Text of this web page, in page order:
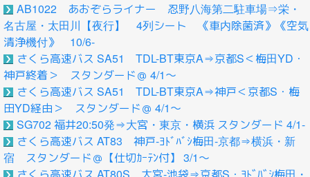
AB1022 あおぞらライナー 忍野八海第二駐車場⇒栄・
名古屋・太田川【夜行】 4列シート 《車内除菌済》《空気
清浄機付》 10/6-
さくら高速バス SA51 TDL-BT東京A⇒京都S＜梅田YD・
神戸終着＞ スタンダード＠ 4/1～
さくら高速バス SA51 TDL-BT東京A⇒神戸＜京都S・梅
田YD経由＞ スタンダード＠ 4/1～
SG702 福井20:50発⇒大宮・東京・横浜 スタンダード 4/1-
さくら高速バス AT83 神戸-ﾖﾄﾞﾊﾞｼ梅田-京都⇒横浜・新
宿 スタンダード＠【仕切ｶｰﾃﾝ付】 3/1～
さくら高速バス AT80S 大宮-池袋⇒京都S・ﾖﾄﾞﾊﾞｼ梅田・